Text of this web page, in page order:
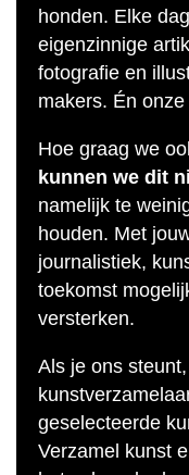
honden. Elke
eigenzinnige
fotografie en
makers. Én
Hoe graag we
kunnen we dit
namelijk te
houden. Met
journalistiek,
toekomst
versterken.
Als je ons
geselecteerde
Verzamel kunst